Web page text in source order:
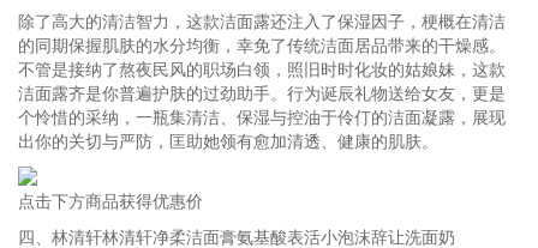
除了高大的清洁智力，这款洁面露还注入了保湿因子，梗概在清洁
的同期保握肌肤的水分均衡，幸免了传统洁面居品带来的干燥感。
不管是接纳了熬夜民风的职场白领，照旧时时化妆的姑娘妹，这款
洁面露齐是你普遍护肤的过劲助手。行为诞辰礼物送给女友，更是
个怜惜的采纳，一瓶集清洁、保湿与控油于伶仃的洁面凝露，展现
出你的关切与严防，匡助她领有愈加清透、健康的肌肤。
点击下方商品获得优惠价
四、林清轩林清轩净柔洁面膏氨基酸表活小泡沫辞让洗面奶